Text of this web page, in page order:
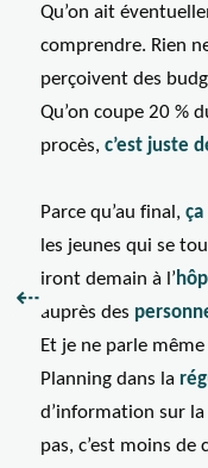
Qu’on ait
comprendre. Rien
perçoivent des
Qu’on coupe 20 %
procès, c’est juste
Parce qu’au final,
les jeunes qui se
iront demain à l’
auprès des
Et je ne parle
Planning dans la
d’information sur
pas, c’est moins de
Précédent :
⇠